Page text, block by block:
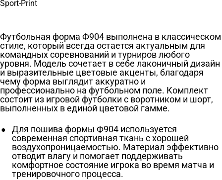
Футбольная форма Ф904 выполнена в классическом
стиле, который всегда остается актуальным для
командных соревнований и турниров любого
уровня. Модель сочетает в себе лаконичный дизайн
и выразительные цветовые акценты, благодаря
чему форма выглядит аккуратно и
профессионально на футбольном поле. Комплект
состоит из игровой футболки с воротником и шорт,
выполненных в единой цветовой гамме.
Для пошива формы Ф904 используется
современная спортивная ткань с хорошей
воздухопроницаемостью. Материал эффективно
отводит влагу и помогает поддерживать
комфортное состояние игрока во время матча и
тренировочного процесса.